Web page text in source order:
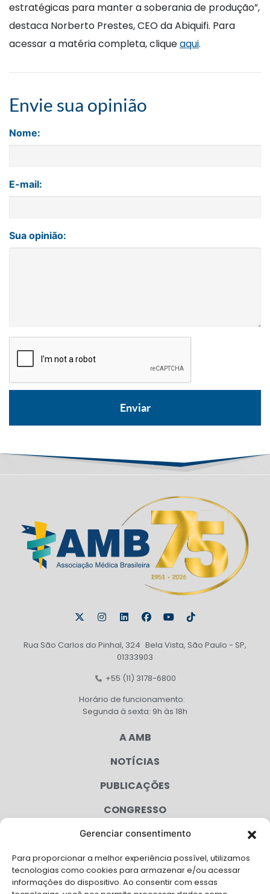
Gerenciar consentimento
Para proporcionar a melhor experiência possível, utilizamos
tecnologias como cookies para armazenar e/ou acessar
informações do dispositivo. Ao consentir com essas
estratégicas para manter a soberania de produção”,
destaca Norberto Prestes, CEO da Abiquifi. Para
acessar a matéria completa, cliqueaqui.
Envie sua opinião
Nome:
E-mail:
Sua opinião:
Rua São Carlos do Pinhal, 324 Bela Vista, São Paulo - SP,
01333903
+55 (11) 3178-6800
Horário de funcionamento:
Segunda à sexta: 9h às 18h
A AMB
NOTÍCIAS
PUBLICAÇÕES
CONGRESSO
AGENDA
CAMPANHAS
SERVIÇOS